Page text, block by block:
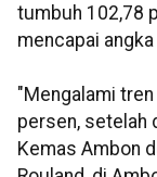
tumbuh 102,78
mencapai
"Mengalami
persen, setelah
Kemas Ambon